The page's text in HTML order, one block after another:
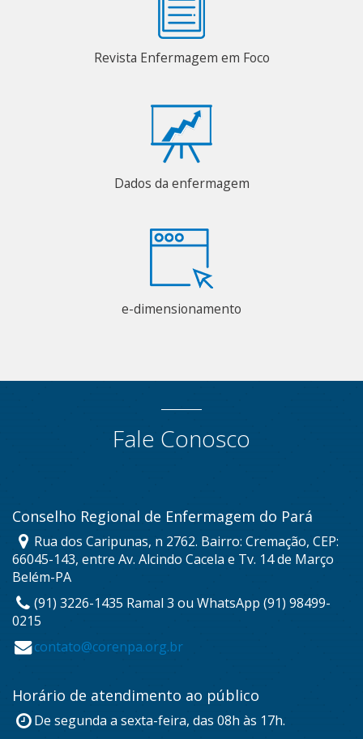
Revista Enfermagem em Foco
Dados da enfermagem
e-dimensionamento
Fale Conosco
Conselho Regional de Enfermagem do Pará
Rua dos Caripunas, n 2762. Bairro: Cremação, CEP:
66045-143, entre Av. Alcindo Cacela e Tv. 14 de Março
Belém-PA
(91) 3226-1435 Ramal 3 ou WhatsApp (91) 98499-
0215
contato@corenpa.org.br
Horário de atendimento ao público
De segunda a sexta-feira, das 08h às 17h.